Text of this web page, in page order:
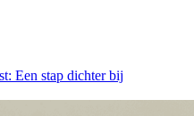
Een stap dichter bij